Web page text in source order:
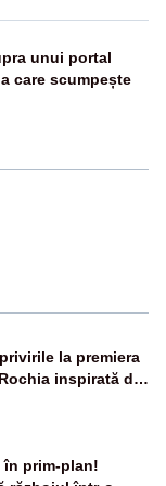
unui portal
care scumpește
la premiera
inspirată de
senzație
prim-plan!